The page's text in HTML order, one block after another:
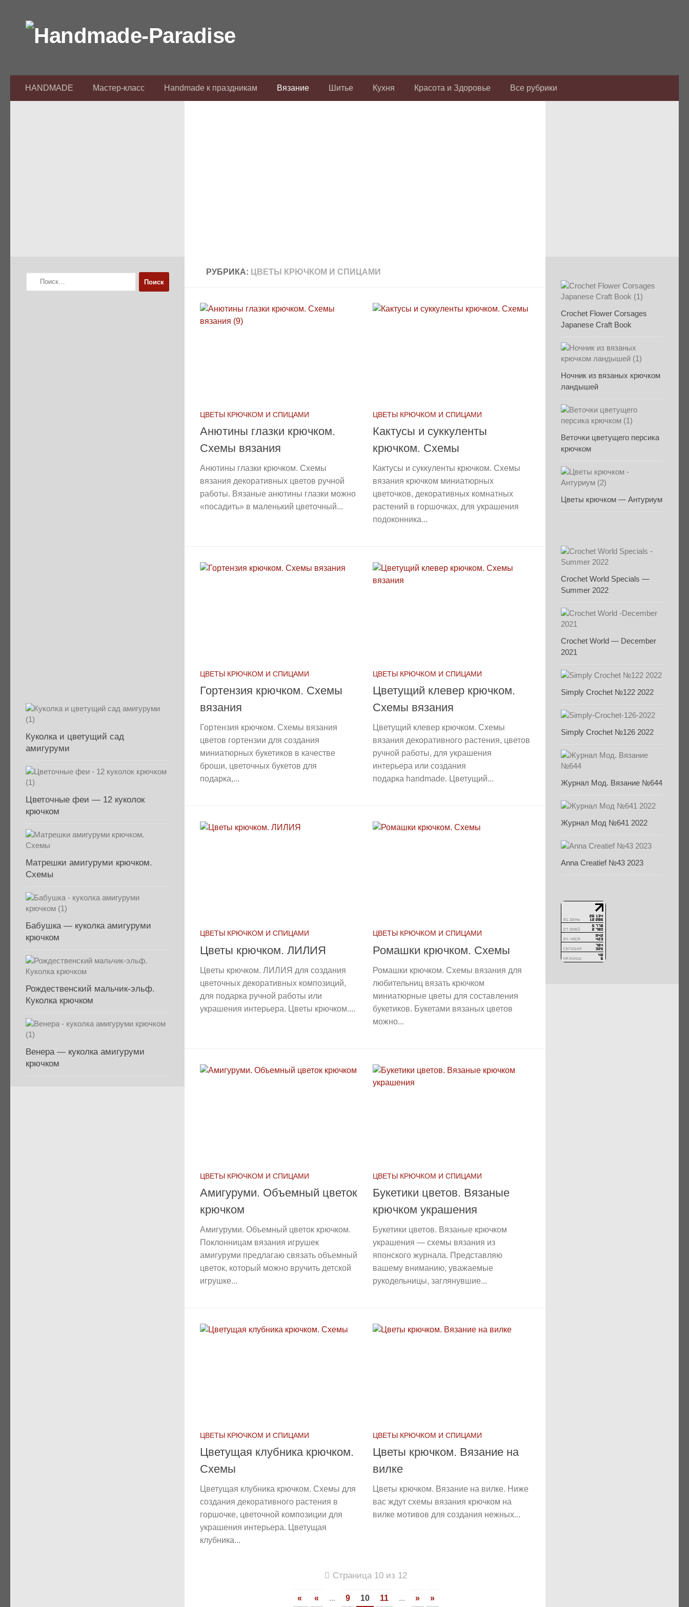
HANDMADE Мастер-класс Handmade к праздникам Вязание Шитье Кухня Красота и Здоровье Все рубрики
РУБРИКА: ЦВЕТЫ КРЮЧКОМ И СПИЦАМИ
ЦВЕТЫ КРЮЧКОМ И СПИЦАМИ
Анютины глазки крючком.
Схемы вязания
Анютины глазки крючком. Схемы
вязания декоративных цветов ручной
работы. Вязаные анютины глазки можно
«посадить» в маленький цветочный...
ЦВЕТЫ КРЮЧКОМ И СПИЦАМИ
Кактусы и суккуленты
крючком. Схемы
Кактусы и суккуленты крючком. Схемы
вязания крючком миниатюрных
цветочков, декоративных комнатных
растений в горшочках, для украшения
подоконника...
ЦВЕТЫ КРЮЧКОМ И СПИЦАМИ
Гортензия крючком. Схемы
вязания
Гортензия крючком. Схемы вязания
цветов гортензии для создания
миниатюрных букетиков в качестве
броши, цветочных букетов для
подарка,...
ЦВЕТЫ КРЮЧКОМ И СПИЦАМИ
Цветущий клевер крючком.
Схемы вязания
Цветущий клевер крючком. Схемы
вязания декоративного растения, цветов
ручной работы, для украшения
интерьера или создания
подарка handmade. Цветущий...
ЦВЕТЫ КРЮЧКОМ И СПИЦАМИ
Цветы крючком. ЛИЛИЯ
Цветы крючком. ЛИЛИЯ для создания
цветочных декоративных композиций,
для подарка ручной работы или
украшения интерьера. Цветы крючком....
ЦВЕТЫ КРЮЧКОМ И СПИЦАМИ
Ромашки крючком. Схемы
Ромашки крючком. Схемы вязания для
любительниц вязать крючком
миниатюрные цветы для составления
букетиков. Букетами вязаных цветов
можно...
ЦВЕТЫ КРЮЧКОМ И СПИЦАМИ
Амигуруми. Объемный цветок
крючком
Амигуруми. Объемный цветок крючком.
Поклонницам вязания игрушек
амигуруми предлагаю связать объемный
цветок, который можно вручить детской
игрушке...
ЦВЕТЫ КРЮЧКОМ И СПИЦАМИ
Букетики цветов. Вязаные
крючком украшения
Букетики цветов. Вязаные крючком
украшения — схемы вязания из
японского журнала. Представляю
вашему вниманию, уважаемые
рукодельницы, заглянувшие...
ЦВЕТЫ КРЮЧКОМ И СПИЦАМИ
Цветущая клубника крючком.
Схемы
Цветущая клубника крючком. Схемы для
создания декоративного растения в
горшочке, цветочной композиции для
украшения интерьера. Цветущая
клубника...
ЦВЕТЫ КРЮЧКОМ И СПИЦАМИ
Цветы крючком. Вязание на
вилке
Цветы крючком. Вязание на вилке. Ниже
вас ждут схемы вязания крючком на
вилке мотивов для создания нежных...
Страница 10 из 12
« « ... 9 10 11 ... » »
Найти:
Куколка и цветущий сад
амигуруми
Цветочные феи — 12 куколок
крючком
Матрешки амигуруми крючком.
Схемы
Бабушка — куколка амигуруми
крючком
Рождественский мальчик-эльф.
Куколка крючком
Венера — куколка амигуруми
крючком
Crochet Flower Corsages
Japanese Craft Book
Ночник из вязаных крючком
ландышей
Веточки цветущего персика
крючком
Цветы крючком — Антуриум
Crochet World Specials —
Summer 2022
Crochet World — December
2021
Simply Crochet №122 2022
Simply Crochet №126 2022
Журнал Мод. Вязание №644
Журнал Мод №641 2022
Anna Creatief №43 2023